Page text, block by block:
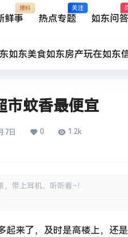
鲜事
爆料
热点专题
关注
如东问答
如东美食如东房产玩在如东
市蚊香最便宜
7日 0 1.2k
，带上耳机，听听看~！
起来了，及时是高楼上，还